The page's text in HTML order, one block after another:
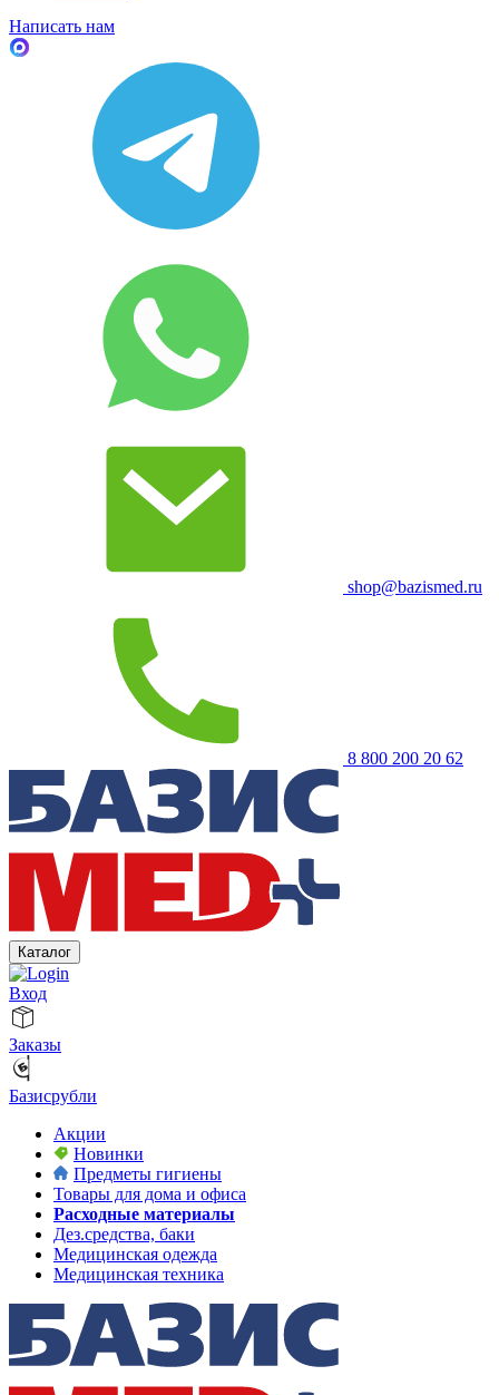
Написать нам
shop@bazismed.ru
8 800 200 20 62
Каталог
Вход
Заказы
Базисрубли
Акции
Новинки
Предметы гигиены
Товары для дома и офиса
Расходные материалы
Дез.средства, баки
Медицинская одежда
Медицинская техника